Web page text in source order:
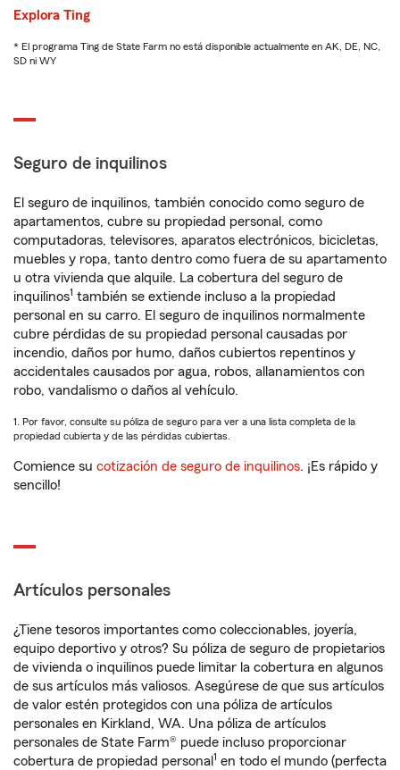
Explora Ting
* El programa Ting de State Farm no está disponible actualmente en AK, DE, NC,
SD ni WY
Seguro de inquilinos
El seguro de inquilinos, también conocido como seguro de
apartamentos, cubre su propiedad personal, como
computadoras, televisores, aparatos electrónicos, bicicletas,
muebles y ropa, tanto dentro como fuera de su apartamento
u otra vivienda que alquile. La cobertura del seguro de
inquilinos1 también se extiende incluso a la propiedad
personal en su carro. El seguro de inquilinos normalmente
cubre pérdidas de su propiedad personal causadas por
incendio, daños por humo, daños cubiertos repentinos y
accidentales causados por agua, robos, allanamientos con
robo, vandalismo o daños al vehículo.
1. Por favor, consulte su póliza de seguro para ver a una lista completa de la
propiedad cubierta y de las pérdidas cubiertas.
Comience su cotización de seguro de inquilinos. ¡Es rápido y
sencillo!
Artículos personales
¿Tiene tesoros importantes como coleccionables, joyería,
equipo deportivo y otros? Su póliza de seguro de propietarios
de vivienda o inquilinos puede limitar la cobertura en algunos
de sus artículos más valiosos. Asegúrese de que sus artículos
de valor estén protegidos con una póliza de artículos
personales en Kirkland, WA. Una póliza de artículos
personales de State Farm® puede incluso proporcionar
cobertura de propiedad personal 1 en todo el mundo (perfecta